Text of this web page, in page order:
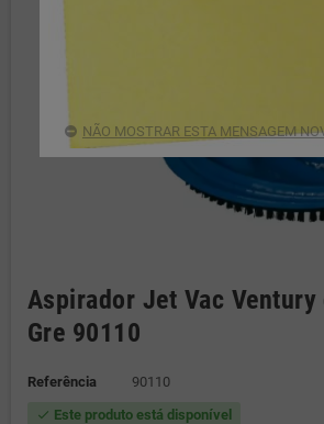
Aspirador Jet Vac
Gre 90110
Referência 90110
check Este produto está disponível
NÃO MOSTRAR ESTA MENSAGEM